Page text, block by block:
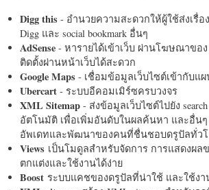
Digg this - อำนวยความสะดวกให้ผู้ใช้ส่งเรื่
Digg และ social bookmark อื่นๆ
AdSense - หารายได้เข้าเว็บ ผ่านโฆษณาของ
ติดตั้งผ่านหน้าเว็บได้สะดวก
Google Maps - เชื่อมข้อมูลเว็บไซต์เข้ากับแผ
Ubercart - ระบบอีคอมเมิร์ซครบวงจร
XML Sitemap - ส่งข้อมูลเว็บไซต์ไปยัง search
อัตโนมัติ เพื่อเพิ่มอันดับในผลค้นหา และอื่น
อัพเดทและพัฒนาของคนที่ชื่นชอบดรูปัลทั่ว
Views เป็นโมดูลสำหรับจัดการ การแสดงผล
ตกแต่งและใช้งานได้ง่าย
Boost ระบบแคชของดรูปัลที่น่าใช้ และใช้งา